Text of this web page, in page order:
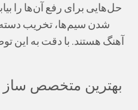
حل‌هایی برای رفع آن‌ها را
شدن سیم‌ها، تخریب
آهنگ هستند. با دقت به این
بهترین متخصص ساز